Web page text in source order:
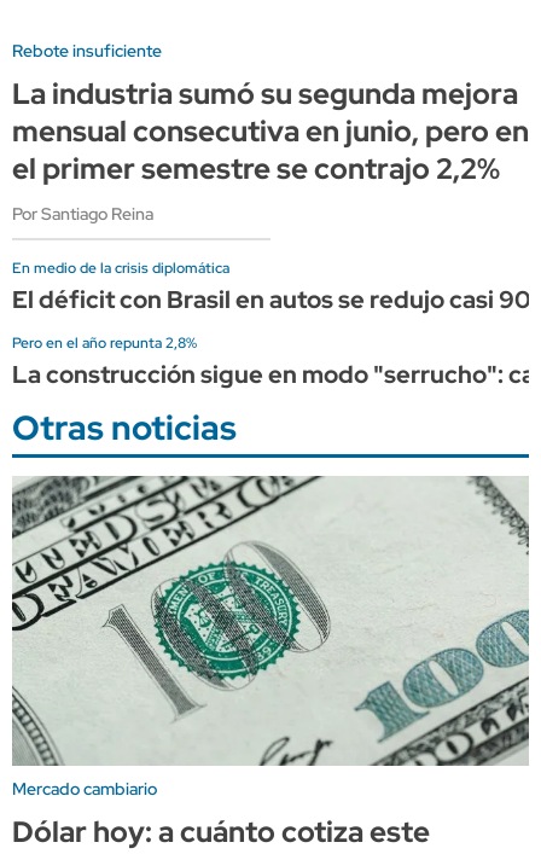
Rebote insuficiente
La industria sumó su segunda mejora
mensual consecutiva en junio, pero en
el primer semestre se contrajo 2,2%
Por Santiago Reina
En medio de la crisis diplomática
El déficit con Brasil en autos se redujo casi
Pero en el año repunta 2,8%
La construcción sigue en modo "serrucho":
Otras noticias
Mercado cambiario
Dólar hoy: a cuánto cotiza este